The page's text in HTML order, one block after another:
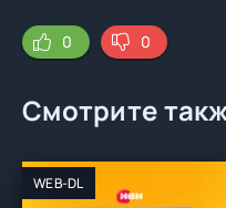
0
0
Смотрите
WEB-DL